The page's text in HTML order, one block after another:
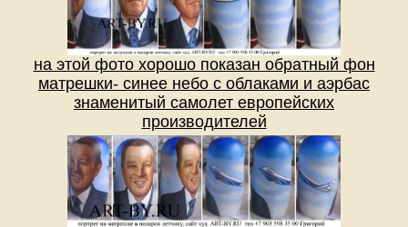
на этой фото хорошо показан обратный фон
матрешки- синее небо с облаками и аэрбас
знаменитый самолет европейских
производителей